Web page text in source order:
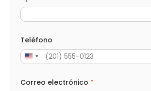
d
S
e
e
c
i
n
a
Teléfono
Correo electrónico *